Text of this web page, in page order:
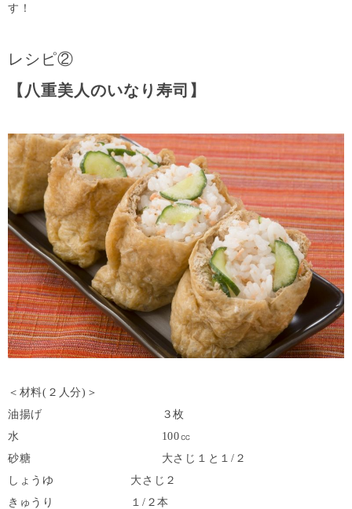
す！
レシピ②
【八重美人のいなり寿司】
＜材料(２人分)＞
油揚げ ３枚
水 100㏄
砂糖 大さじ１と１/２
しょうゆ 大さじ２
きゅうり １/２本